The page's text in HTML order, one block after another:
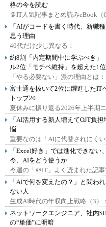
格の今を読む
＠IT人気記事まとめ読みeBook（
「AIがコードを書く時代、新職
思う理由
40代だけ少し異なる：
約8割「内定期間中に学ぶべき
ル2位「モチベ維持」を超えた1
「やる必要ない」派の理由とは：
富士通を抜いて2位に躍進した
トップ20
夏休みに振り返る2026年上半期
「AI活用する新人増えてOJT負
悩
重要なのは「AIに代替されにく
「Excel好き」では進化できな
今、AIをどう使うか
今週の「＠IT」よく読まれた記事
「AIで何を変えたの？」と問わ
ない人
生成AI時代の年収向上戦略（3）：
ネットワークエンジニア、社内
の“単価”に明暗